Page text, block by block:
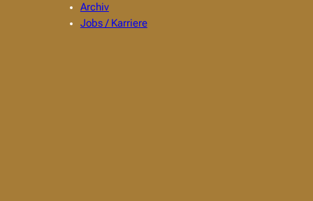
Archiv
Jobs / Karriere